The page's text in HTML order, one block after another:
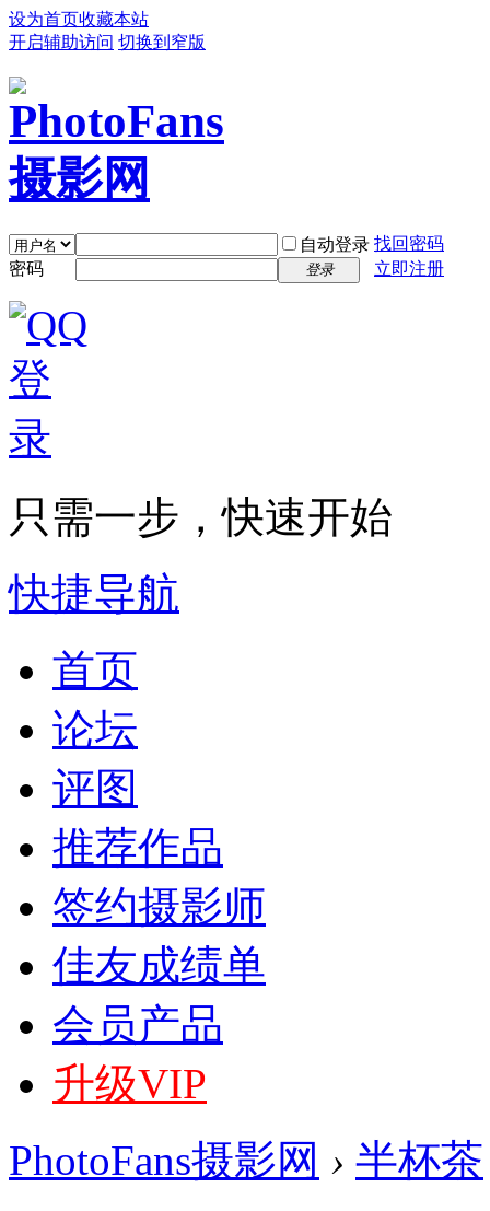
设为首页收藏本站
开启辅助访问 切换到窄版
自动登录 找回密码
密码
登录 立即注册
只需一步，快速开始
快捷导航
首页
论坛
评图
推荐作品
签约摄影师
佳友成绩单
会员产品
升级VIP
PhotoFans摄影网 › 半杯茶